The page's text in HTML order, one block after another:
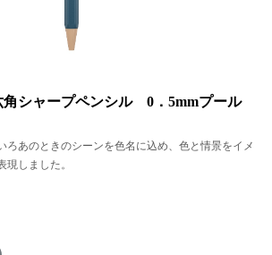
シャープペンシル 0．5mmプール
ろあのときのシーンを色名に込め、色と情景をイメ
現しました。